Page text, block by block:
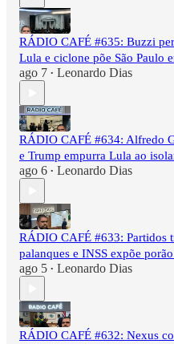
RÁDIO CAFÉ #635: Buzzi
Lula e ciclone põe São Paulo
ago 7 • Leonardo Dias
RÁDIO CAFÉ #634: Alfredo
e Trump empurra Lula ao
ago 6 • Leonardo Dias
RÁDIO CAFÉ #633: Partidos
palanques e INSS expõe
ago 5 • Leonardo Dias
RÁDIO CAFÉ #632: Nexus